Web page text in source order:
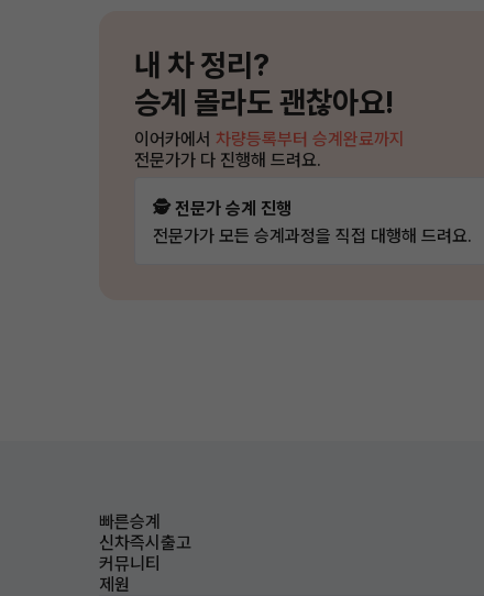
내 차 정리?
승계 몰라도 괜찮아요!
이어카에서 차량등록부터 승계완료까지
전문가가 다 진행해 드려요.
🕵️ 전문가 승계 진행
전문가가 모든 승계과정을 직접 대행해 드려요.
빠른승계
신차즉시출고
커뮤니티
제원